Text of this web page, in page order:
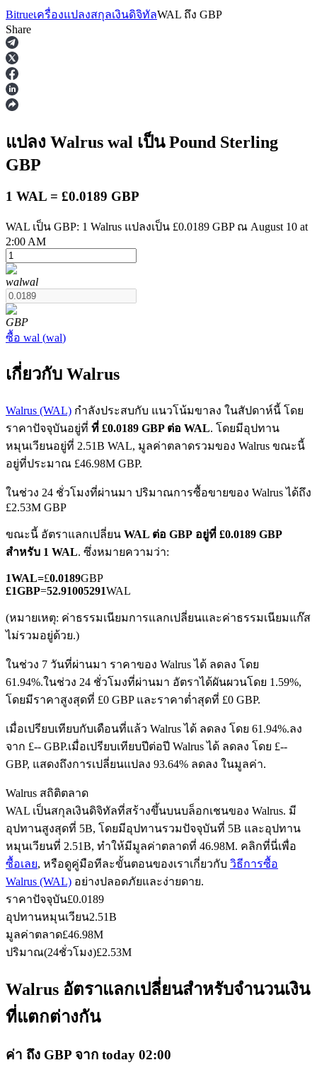
ฟิวเจอร์ส
ฟิวเจอร์สที่ใช้ USDT เป็นหลักประกัน
ฟิวเจอร์ส COIN-M
ฟิวเจอร์สสกุลเงินดิจิทัล
TradFi
อนุพันธ์ของหุ้น ฟอเร็กซ์ โลหะมีค่า และสินค้าโภคภัณฑ์
ฟิวเจอร์ส USDC
ฟิวเจอร์สที่ใช้ USDC เป็นหลักประกัน
คัดลอกการซื้อขาย
เข้าร่วมกับเทรดเดอร์ชั้นนำ
เป็นเทรดเดอร์คัดลอก
Bitrueเครื่องแปลงสกุลเงินดิจิทัลWAL ถึง GBP
Share
แปลง Walrus wal เป็น Pound Sterling
GBP
1 WAL = £0.0189 GBP
WAL เป็น GBP: 1 Walrus แปลงเป็น £0.0189 GBP ณ August 10 at
2:00 AM
walwal
GBP
ซื้อ wal (wal)
เกี่ยวกับ Walrus
Walrus (WAL) กำลังประสบกับ แนวโน้มขาลง ในสัปดาห์นี้ โดย
ราคาปัจจุบันอยู่ที่ ที่ £0.0189 GBP ต่อ WAL. โดยมีอุปทาน
หมุนเวียนอยู่ที่ 2.51B WAL, มูลค่าตลาดรวมของ Walrus ขณะนี้
อยู่ที่ประมาณ £46.98M GBP.
ในช่วง 24 ชั่วโมงที่ผ่านมา ปริมาณการซื้อขายของ Walrus ได้ถึง
£2.53M GBP
ขณะนี้ อัตราแลกเปลี่ยน WAL ต่อ GBP อยู่ที่ £0.0189 GBP
สำหรับ 1 WAL. ซึ่งหมายความว่า:
1WAL=£0.0189GBP
£1GBP=52.91005291WAL
(หมายเหตุ: ค่าธรรมเนียมการแลกเปลี่ยนและค่าธรรมเนียมแก๊ส
ไม่รวมอยู่ด้วย.)
ในช่วง 7 วันที่ผ่านมา ราคาของ Walrus ได้ ลดลง โดย
61.94%.ในช่วง 24 ชั่วโมงที่ผ่านมา อัตราได้ผันผวนโดย 1.59%,
โดยมีราคาสูงสุดที่ £0 GBP และราคาต่ำสุดที่ £0 GBP.
เมื่อเปรียบเทียบกับเดือนที่แล้ว Walrus ได้ ลดลง โดย 61.94%.ลง
จาก £-- GBP.เมื่อเปรียบเทียบปีต่อปี Walrus ได้ ลดลง โดย £--
GBP, แสดงถึงการเปลี่ยนแปลง 93.64% ลดลง ในมูลค่า.
Walrus สถิติตลาด
WAL เป็นสกุลเงินดิจิทัลที่สร้างขึ้นบนบล็อกเชนของ Walrus. มี
อุปทานสูงสุดที่ 5B, โดยมีอุปทานรวมปัจจุบันที่ 5B และอุปทาน
หมุนเวียนที่ 2.51B, ทำให้มีมูลค่าตลาดที่ 46.98M. คลิกที่นี่เพื่อ
ซื้อเลย, หรือดูคู่มือทีละขั้นตอนของเราเกี่ยวกับ วิธีการซื้อ
Walrus (WAL) อย่างปลอดภัยและง่ายดาย.
ราคาปัจจุบัน£0.0189
อุปทานหมุนเวียน2.51B
มูลค่าตลาด£46.98M
ปริมาณ(24ชั่วโมง)£2.53M
Walrus อัตราแลกเปลี่ยนสำหรับจำนวนเงิน
ที่แตกต่างกัน
ค่า ถึง GBP จาก today 02:00